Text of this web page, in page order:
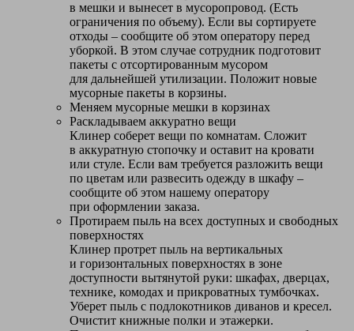
в мешки и вынесет в мусоропровод. (Есть
ограничения по объему). Если вы сортируете
отходы – сообщите об этом оператору перед
уборкой. В этом случае сотрудник подготовит
пакеты с отсортированным мусором
для дальнейшей утилизации. Положит новые
мусорные пакеты в корзины.
Меняем мусорные мешки в корзинах
Раскладываем аккуратно вещи
Клинер соберет вещи по комнатам. Сложит
в аккуратную стопочку и оставит на кровати
или стуле. Если вам требуется разложить вещи
по цветам или развесить одежду в шкафу –
сообщите об этом нашему оператору
при оформлении заказа.
Протираем пыль на всех доступных и свободных
поверхностях
Клинер протрет пыль на вертикальных
и горизонтальных поверхностях в зоне
доступности вытянутой руки: шкафах, дверцах,
технике, комодах и прикроватных тумбочках.
Уберет пыль с подлокотников диванов и кресел.
Очистит книжные полки и этажерки.